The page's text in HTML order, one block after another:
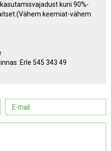
kuni 90%-
keemiat-vähem
Erle 545 343 49